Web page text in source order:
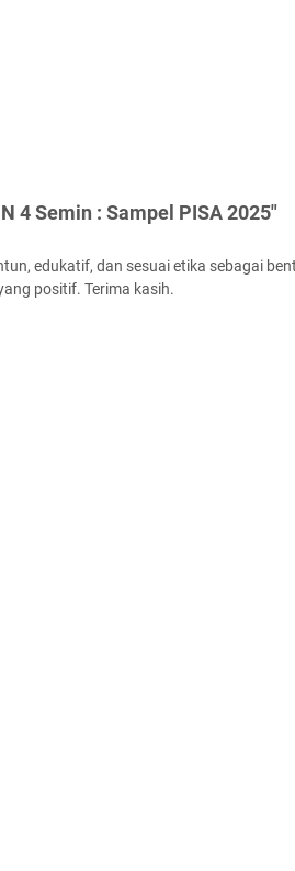
4 Semin : Sampel PISA 2025"
edukatif, dan sesuai etika sebagai
positif. Terima kasih.